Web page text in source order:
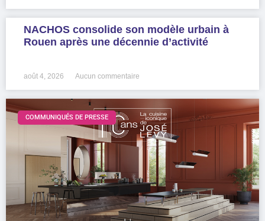
NACHOS consolide son modèle urbain à
Rouen après une décennie d’activité
août 4, 2026 Aucun commentaire
COMMUNIQUÉS DE PRESSE